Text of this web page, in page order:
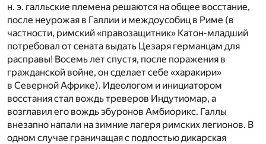
н. э. галльские племена решаются на общее восстание,
после неурожая в Галлии и междоусобиц в Риме (в
частности, римский «правозащитник» Катон-младший
потребовал от сената выдать Цезаря германцам для
расправы! Восемь лет спустя, после поражения в
гражданской войне, он сделает себе «харакири»
в Северной Африке). Идеологом и инициатором
восстания стал вождь треверов Индутиомар, а
возглавил его вождь эбуронов Амбиорикс. Галлы
внезапно напали на зимние лагеря римских легионов. В
одном случае граничащая с подлостью дикарская